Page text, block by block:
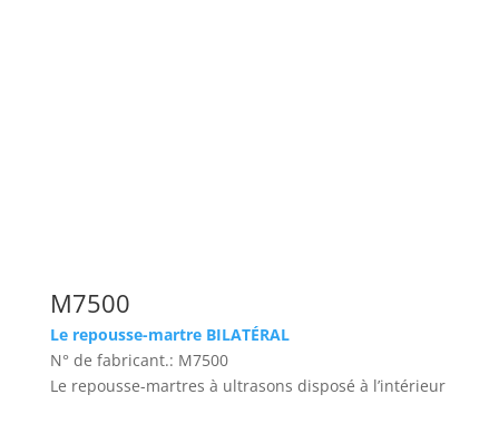
M7500
Le repousse-martre BILATÉRAL
N° de fabricant.: M7500
Le repousse-martres à ultrasons disposé à l’intérieur